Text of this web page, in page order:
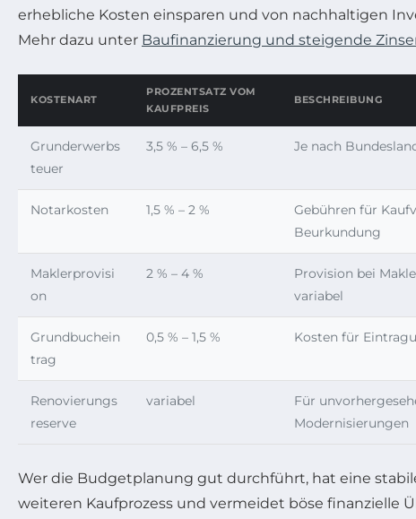
erhebliche Kosten einsparen und von nachhaltigen
Mehr dazu unter Baufinanzierung und steigende
KOSTENART
PROZENTSATZ VOM
KAUFPREIS
BESCHREIBUNG
Grunderwerbs
teuer
3,5 % – 6,5 % Je nach
Notarkosten 1,5 % – 2 %
Gebühren für
Beurkundung
Maklerprovisi
on
2 % – 4 %
Provision bei
variabel
Grundbuchein
trag
0,5 % – 1,5 % Kosten für
Renovierungs
reserve
variabel
Für
Modernisierungen
Wer die Budgetplanung gut durchführt, hat eine
weiteren Kaufprozess und vermeidet böse finanzielle